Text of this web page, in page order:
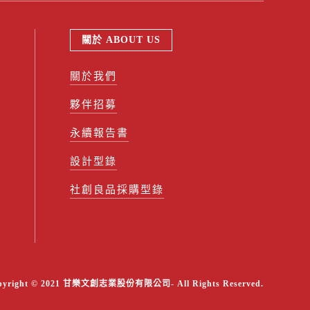
關於 ABOUT US
關於我們
夥伴招募
永續報告書
設計型錄
社創良品採購型錄
© 2021 甘樂文創志業股份有限公司- All Rights Reserved.